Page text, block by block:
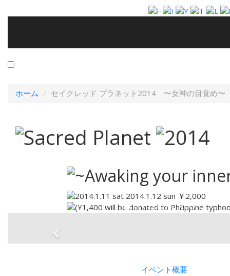
ホーム セイクレッド プラネット2014 〜女神の目覚め〜
イベント概要